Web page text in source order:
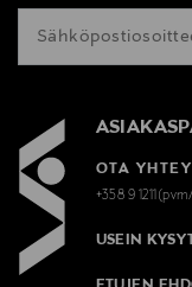
OTA
+358 9
USEIN